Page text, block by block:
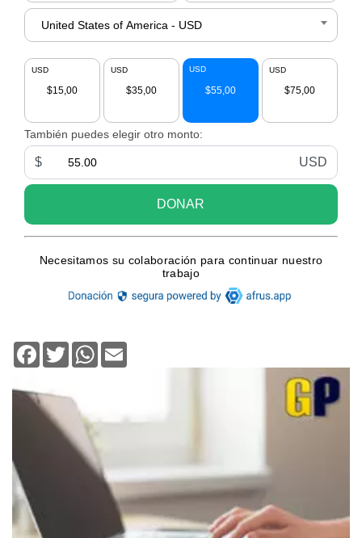
Facebook
TwitterWhatsApp